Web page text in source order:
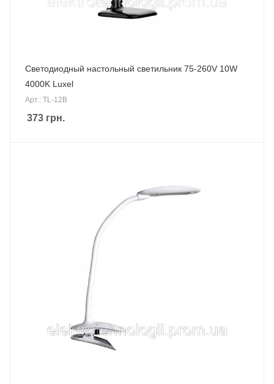
Светодиодный настольный светильник 75-260V 10W
4000K Luxel
Арт.: TL-12B
373 грн.